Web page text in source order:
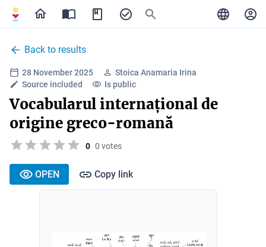
Back to results
28 November 2025
Stoica Anamaria Irina
Source included
Is public
Vocabularul internațional de
origine greco-romană
0 0 votes
OPEN Copy link